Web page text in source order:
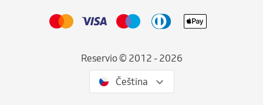
Reservio © 2012 - 2026
Čeština